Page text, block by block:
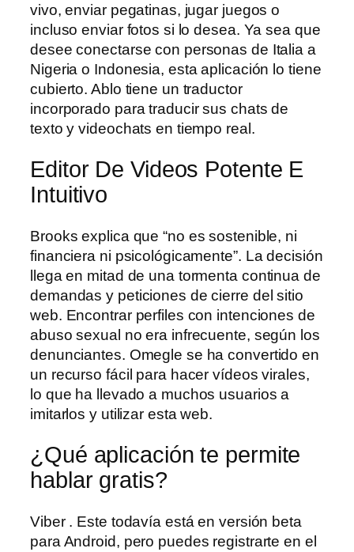
vivo, enviar pegatinas, jugar juegos o
incluso enviar fotos si lo desea. Ya sea que
desee conectarse con personas de Italia a
Nigeria o Indonesia, esta aplicación lo tiene
cubierto. Ablo tiene un traductor
incorporado para traducir sus chats de
texto y videochats en tiempo real.
Editor De Videos Potente E
Intuitivo
Brooks explica que “no es sostenible, ni
financiera ni psicológicamente”. La decisión
llega en mitad de una tormenta continua de
demandas y peticiones de cierre del sitio
web. Encontrar perfiles con intenciones de
abuso sexual no era infrecuente, según los
denunciantes. Omegle se ha convertido en
un recurso fácil para hacer vídeos virales,
lo que ha llevado a muchos usuarios a
imitarlos y utilizar esta web.
¿Qué aplicación te permite
hablar gratis?
Viber . Este todavía está en versión beta
para Android, pero puedes registrarte en el